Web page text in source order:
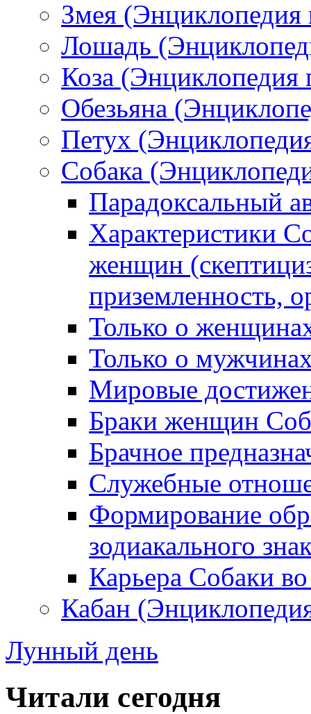
Змея (Энциклопедия
Лошадь
Коза (Энциклопедия
Обезьяна
Петух
Собака
Парадоксальный
Характеристики
женщин
приземленность,
Только о
Только о
Мировые
Браки женщин
Брачное
Служебные
Формирование
зодиакального
Карьера Собаки
Кабан
Лунный день
Читали сегодня